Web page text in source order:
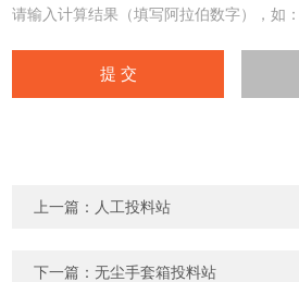
请输入计算结果（填写阿拉伯数字），如
上一篇： 人工投料站
下一篇：无尘手套箱投料站